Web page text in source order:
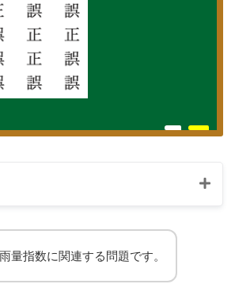
量指数に関連する問題です。